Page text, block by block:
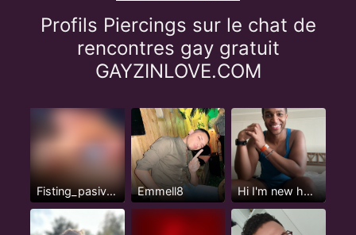
Profils Piercings sur le chat de
rencontres gay gratuit
GAYZINLOVE.COM
Fisting_pasivazo Emmell8 Hi I'm new here but not really...